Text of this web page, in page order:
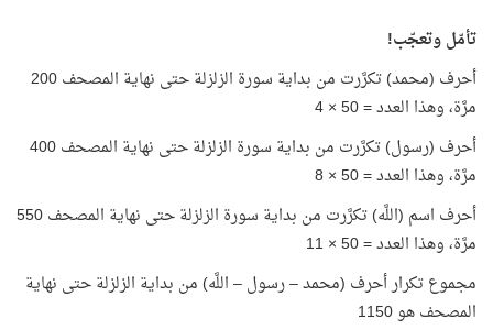
تأمّل وتعجّب!
أحرف (محمد) تكرَّرت من بداية سورة الزلزلة حتى نهاية المصحف 200
مرَّة، وهذا العدد = 50 × 4
أحرف (رسول) تكرَّرت من بداية سورة الزلزلة حتى نهاية المصحف 400
مرَّة، وهذا العدد = 50 × 8
أحرف اسم (اللَّه) تكرَّرت من بداية سورة الزلزلة حتى نهاية المصحف 550
مرَّة، وهذا العدد = 50 × 11
مجموع تكرار أحرف (محمد – رسول – اللَّه) من بداية الزلزلة حتى نهاية
المصحف هو 1150